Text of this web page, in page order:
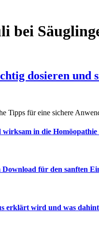
bei
dosieren und
Tipps für eine sichere
in die Homöopathie
für den sanften
erklärt wird und was